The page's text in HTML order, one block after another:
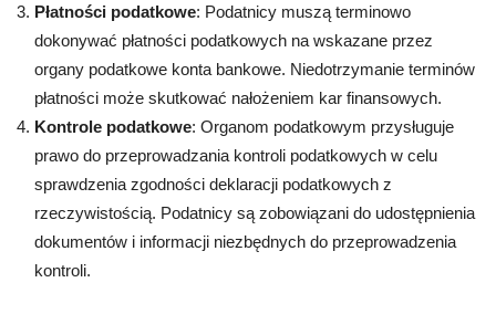
Płatności podatkowe: Podatnicy muszą terminowo
dokonywać płatności podatkowych na wskazane przez
organy podatkowe konta bankowe. Niedotrzymanie terminów
płatności może skutkować nałożeniem kar finansowych.
Kontrole podatkowe: Organom podatkowym przysługuje
prawo do przeprowadzania kontroli podatkowych w celu
sprawdzenia zgodności deklaracji podatkowych z
rzeczywistością. Podatnicy są zobowiązani do udostępnienia
dokumentów i informacji niezbędnych do przeprowadzenia
kontroli.